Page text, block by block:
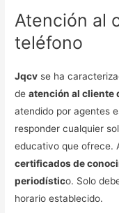
Atención al
teléfono
Jqcv se ha
deatención al cliente
atendido por agentes
responder cualquier
educativo que ofrece.
certificados de
periodístico. Solo
horario establecido.